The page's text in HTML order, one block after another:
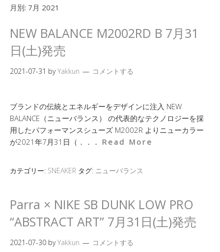
月別: 7月 2021
NEW BALANCE M2002RD B 7月31
日(土)発売
2021-07-31 byYakkun コメントする
ブランドの伝統とエネルギーをデザインに注入 NEW
BALANCE（ニューバランス） の代表的なテクノロジーを採
用したパフォーマンスシューズ M2002R よりニューカラー
が2021年7月31日（．．． Read More
カテゴリー: SNEAKER タグ: ニューバランス
Parra × NIKE SB DUNK LOW PRO
“ABSTRACT ART” 7月31日(土)発売
2021-07-30 byYakkun コメントする